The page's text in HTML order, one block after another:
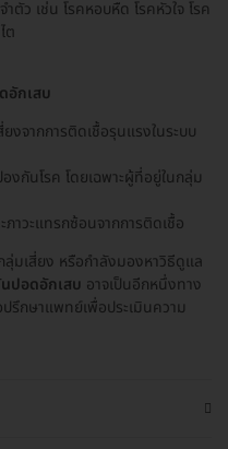
ตัว เช่น โรคหอบหืด โรคหัวใจ โรค
ต
อักเสบ
จากการติดเชื้อรุนแรงในระบบ
งกันโรค โดยเฉพาะผู้ที่อยู่ในกลุ่ม
าวะแทรกซ้อนจากการติดเชื้อ
มเสี่ยง หรือกำลังมองหาวิธีดูแล
ปอดอักเสบ อาจเป็นอีกหนึ่งทาง
รึกษาแพทย์เพื่อประเมินความ